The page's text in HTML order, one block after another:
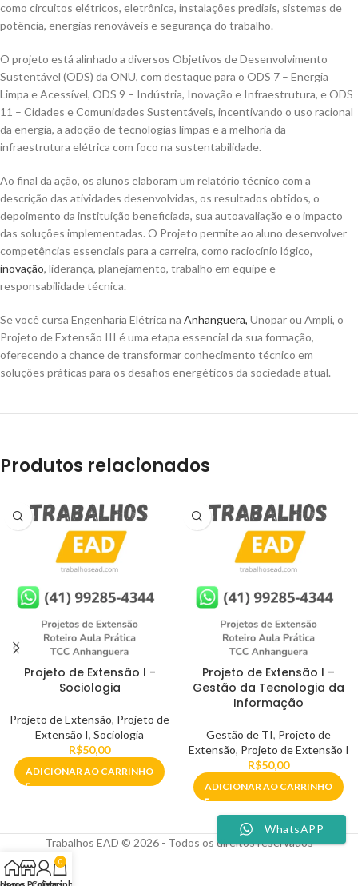
como circuitos elétricos, eletrônica, instalações prediais, sistemas de
potência, energias renováveis e segurança do trabalho.
O projeto está alinhado a diversos Objetivos de Desenvolvimento
Sustentável (ODS) da ONU, com destaque para o ODS 7 – Energia
Limpa e Acessível, ODS 9 – Indústria, Inovação e Infraestrutura, e ODS
11 – Cidades e Comunidades Sustentáveis, incentivando o uso racional
da energia, a adoção de tecnologias limpas e a melhoria da
infraestrutura elétrica com foco na sustentabilidade.
Ao final da ação, os alunos elaboram um relatório técnico com a
descrição das atividades desenvolvidas, os resultados obtidos, o
depoimento da instituição beneficiada, sua autoavaliação e o impacto
das soluções implementadas. O Projeto permite ao aluno desenvolver
competências essenciais para a carreira, como raciocínio lógico,
inovação, liderança, planejamento, trabalho em equipe e
responsabilidade técnica.
Se você cursa Engenharia Elétrica na Anhanguera, Unopar ou Ampli, o
Projeto de Extensão III é uma etapa essencial da sua formação,
oferecendo a chance de transformar conhecimento técnico em
soluções práticas para os desafios energéticos da sociedade atual.
Produtos relacionados
Projeto de Extensão I -
Sociologia
Projeto de Extensão, Projeto de
Extensão I, Sociologia
R$50,00
ADICIONAR AO CARRINHO
Projeto de Extensão I –
Gestão da Tecnologia da
Informação
Gestão de TI, Projeto de
Extensão, Projeto de Extensão I
R$50,00
ADICIONAR AO CARRINHO
Trabalhos EAD © 2026 - Todos os direitos reservados
0
WhatsAPP